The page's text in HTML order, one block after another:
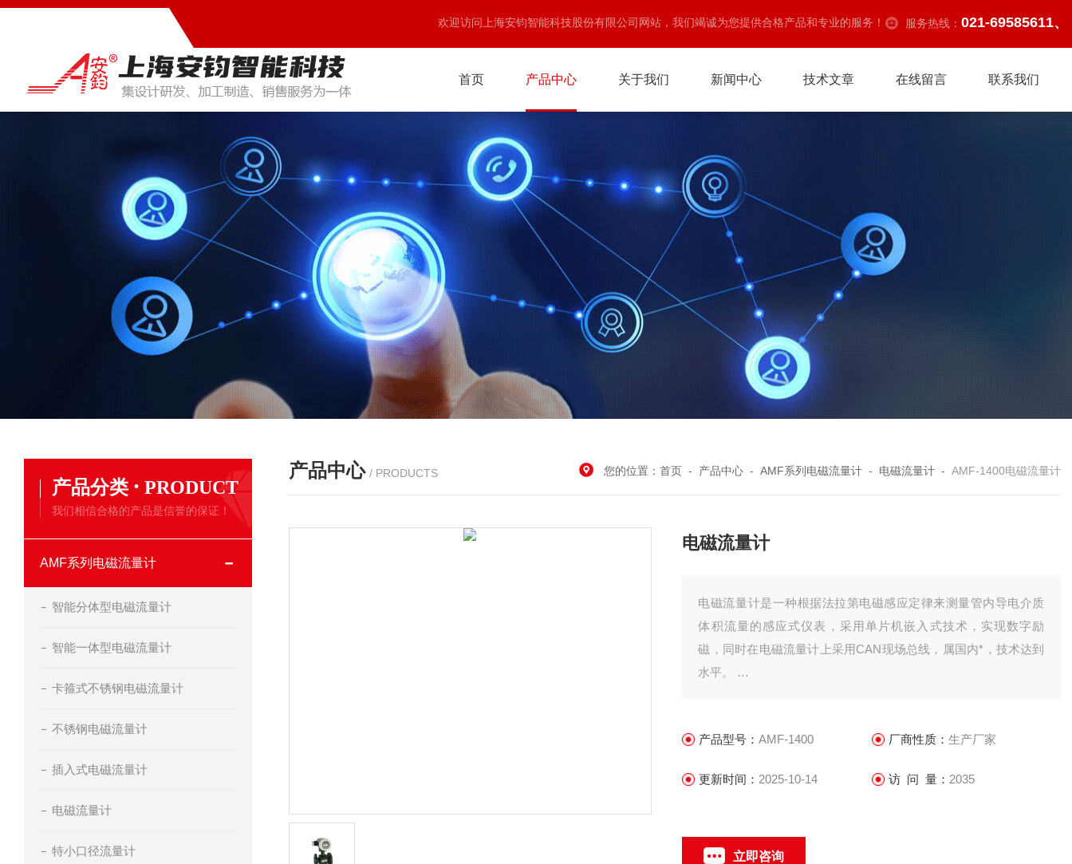
欢迎访问上海安钧智能科技股份有限公司网站，我们竭诚为您提供合格产品和专业的服务！ 服务热线： 021-69585611、
首页 产品中心 关于我们 新闻中心 技术文章 在线留言 联系我们
产品分类 · PRODUCT
我们相信合格的产品是信誉的保证！
AMF系列电磁流量计
智能分体型电磁流量计
智能一体型电磁流量计
卡箍式不锈钢电磁流量计
不锈钢电磁流量计
插入式电磁流量计
电磁流量计
特小口径流量计
产品中心 / PRODUCTS 您的位置： 首页 - 产品中心 - AMF系列电磁流量计 - 电磁流量计 - AMF-1400电磁流量计
电磁流量计
电磁流量计是一种根据法拉第电磁感应定律来测量管内导电介质
体积流量的感应式仪表，采用单片机嵌入式技术，实现数字励
磁，同时在电磁流量计上采用CAN现场总线，属国内*，技术达到
水平。
菜单所带来的不便。
产品型号：AMF-1400 厂商性质： 生产厂家
更新时间： 2025-10-14 访 问 量： 2035
立即咨询